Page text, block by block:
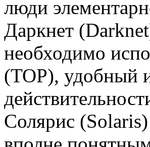
люди
Даркнет
необходимо
(ТОР), удобный
Солярис